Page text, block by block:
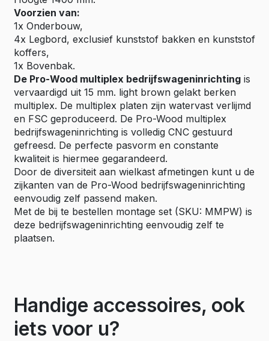
Voorzien van:
1x Onderbouw,
4x Legbord, exclusief kunststof bakken en kunststof
koffers,
1x Bovenbak.
De Pro-Wood multiplex bedrijfswageninrichting is
vervaardigd uit 15 mm. light brown gelakt berken
multiplex. De multiplex platen zijn watervast verlijmd
en FSC geproduceerd. De Pro-Wood multiplex
bedrijfswageninrichting is volledig CNC gestuurd
gefreesd. De perfecte pasvorm en constante
kwaliteit is hiermee gegarandeerd.
Door de diversiteit aan wielkast afmetingen kunt u de
zijkanten van de Pro-Wood bedrijfswageninrichting
eenvoudig zelf passend maken.
Met de bij te bestellen montage set (SKU: MMPW) is
deze bedrijfswageninrichting eenvoudig zelf te
plaatsen.
Handige accessoires, ook
iets voor u?